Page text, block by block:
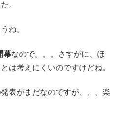
。
ね。
幕なので。。。さすがに、ほ
は考えにくいのですけどね。
表がまだなのですが、、、楽